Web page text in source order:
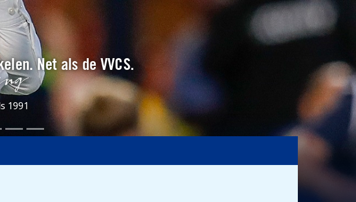
Net als de VVCS.
1991